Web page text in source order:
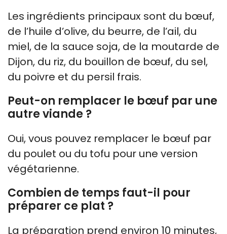
Les ingrédients principaux sont du bœuf,
de l’huile d’olive, du beurre, de l’ail, du
miel, de la sauce soja, de la moutarde de
Dijon, du riz, du bouillon de bœuf, du sel,
du poivre et du persil frais.
Peut-on remplacer le bœuf par une
autre viande ?
Oui, vous pouvez remplacer le bœuf par
du poulet ou du tofu pour une version
végétarienne.
Combien de temps faut-il pour
préparer ce plat ?
La préparation prend environ 10 minutes,